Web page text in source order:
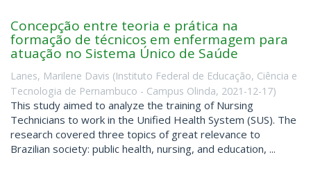
Concepção entre teoria e prática na
formação de técnicos em enfermagem para
atuação no Sistema Único de Saúde
Lanes, Marilene Davis (Instituto Federal de Educação, Ciência e
Tecnologia de Pernambuco - Campus Olinda, 2021-12-17)
This study aimed to analyze the training of Nursing
Technicians to work in the Unified Health System (SUS). The
research covered three topics of great relevance to
Brazilian society: public health, nursing, and education, ...